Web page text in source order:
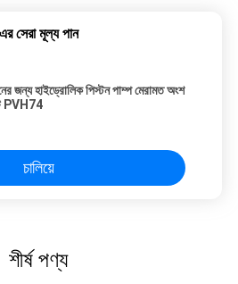
এর সেরা মূল্য পান
জন্য হাইড্রোলিক পিস্টন পাম্প মেরামত অংশ
PVH74
চালিয়ে
শীর্ষ পণ্য